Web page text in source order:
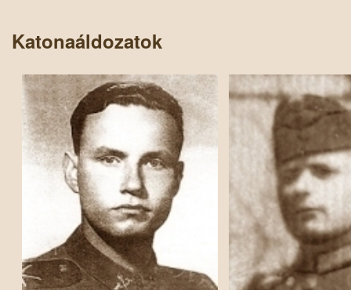
Katonaáldozatok